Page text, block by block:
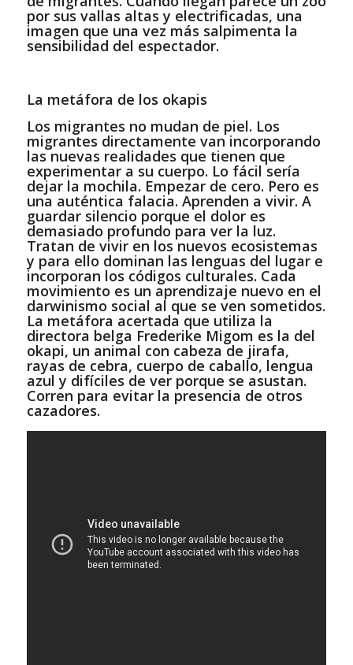
por sus vallas altas y electrificadas, una
imagen que una vez más salpimenta la
sensibilidad del espectador.
La metáfora de los okapis
Los migrantes no mudan de piel. Los
migrantes directamente van incorporando
las nuevas realidades que tienen que
experimentar a su cuerpo. Lo fácil sería
dejar la mochila. Empezar de cero. Pero es
una auténtica falacia. Aprenden a vivir. A
guardar silencio porque el dolor es
demasiado profundo para ver la luz.
Tratan de vivir en los nuevos ecosistemas
y para ello dominan las lenguas del lugar e
incorporan los códigos culturales. Cada
movimiento es un aprendizaje nuevo en el
darwinismo social al que se ven sometidos.
La metáfora acertada que utiliza la
directora belga Frederike Migom es la del
okapi, un animal con cabeza de jirafa,
rayas de cebra, cuerpo de caballo, lengua
azul y difíciles de ver porque se asustan.
Corren para evitar la presencia de otros
cazadores.